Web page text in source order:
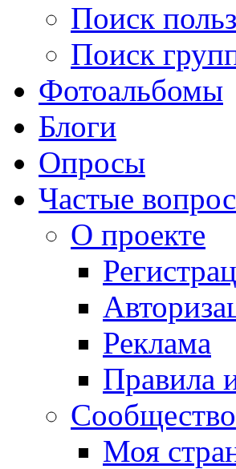
Поиск
Поиск
Фотоальбомы
Блоги
Опросы
Частые
О проекте
Реклама
Правила
Сообщество
Моя